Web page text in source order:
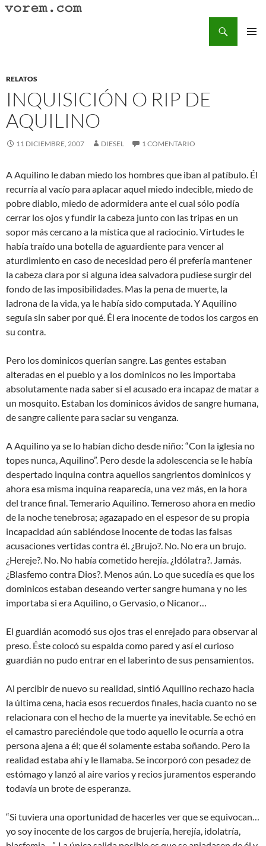
Saltar
RELATOS
INQUISICIÓN O RIP DE
AQUILINO
11 DICIEMBRE, 2007 DIESEL 1 COMENTARIO
A Aquilino le daban miedo los hombres que iban al patíbulo. Él
recurría al vacío para aplacar aquel miedo indecible, miedo de
pobre diablo, miedo de adormidera ante el cual sólo podía
cerrar los ojos y fundir la cabeza junto con las tripas en un
sopor más cercano a la mística que al raciocinio. Virtudes le
había traído una botella de aguardiente para vencer al
aturdimiento en caso de necesidad pero él prefería mantener
la cabeza clara por si alguna idea salvadora pudiese surgir del
fondo de las imposibilidades. Mas la pena de muerte, la
ladrona de la vida, ya le había sido computada. Y Aquilino
seguía sin saber por qué. Él era inocente de todos los cargos en
su contra.
Pero los dominicos querían sangre. Las gentes estaban
alteradas en el pueblo y a los dominicos no les importaba
absolutamente nada saber si el acusado era incapaz de matar a
un mosquito. Estaban los dominicos ávidos de sangre humana,
de sangre caliente para saciar su venganza.
A Aquilino ya se lo habían dicho desde niño: “Con la iglesia no
topes nunca, Aquilino”. Pero desde la adolescencia se le había
despertado inquina contra aquellos sangrientos dominicos y
ahora esa misma inquina reaparecía, una vez más, en la hora
del trance final. Temerario Aquilino. Temeroso ahora en medio
de la noche tenebrosa; agazapado en el espesor de su propia
incapacidad aún sabiéndose inocente de todas las falsas
acusaciones vertidas contra él. ¿Brujo?. No. No era un brujo.
¿Hereje?. No. No había cometido herejía. ¿Idólatra?. Jamás.
¿Blasfemo contra Dios?. Menos aún. Lo que sucedía es que los
dominicos estaban deseando verter sangre humana y no les
importaba si era Aquilino, o Gervasio, o Nicanor…
El guardián acomodó sus ojos tras el enrejado para observar al
preso. Éste colocó su espalda como pared y así el curioso
guardián no pudo entrar en el laberinto de sus pensamientos.
Al percibir de nuevo su realidad, sintió Aquilino rechazo hacia
la última cena, hacia esos recuerdos finales, hacia cuanto no se
relacionara con el hecho de la muerte ya inevitable. Se echó en
el camastro pareciéndole que todo aquello le ocurría a otra
persona ajena a él; que él solamente estaba soñando. Pero la
realidad estaba ahí y le llamaba. Se incorporó con pesadez de
estómago y lanzó al aire varios y recios juramentos esperando
todavía un brote de esperanza.
“Si tuviera una oportunidad de hacerles ver que se equivocan…
yo soy inocente de los cargos de brujería, herejía, idolatría,